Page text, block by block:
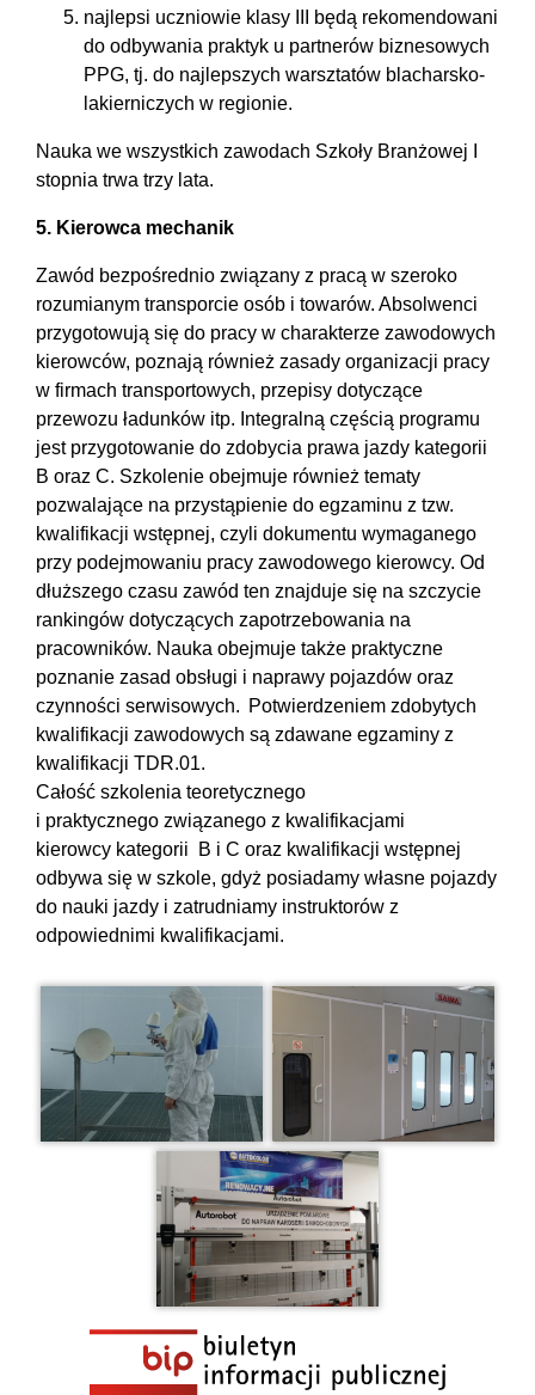
najlepsi uczniowie klasy III będą rekomendowani
do odbywania praktyk u partnerów biznesowych
PPG, tj. do najlepszych warsztatów blacharsko-
lakierniczych w regionie.
Nauka we wszystkich zawodach Szkoły Branżowej I
stopnia trwa trzy lata.
5. Kierowca mechanik
Zawód bezpośrednio związany z pracą w szeroko
rozumianym transporcie osób i towarów. Absolwenci
przygotowują się do pracy w charakterze zawodowych
kierowców, poznają również zasady organizacji pracy
w firmach transportowych, przepisy dotyczące
przewozu ładunków itp. Integralną częścią programu
jest przygotowanie do zdobycia prawa jazdy kategorii
B oraz C. Szkolenie obejmuje również tematy
pozwalające na przystąpienie do egzaminu z tzw.
kwalifikacji wstępnej, czyli dokumentu wymaganego
przy podejmowaniu pracy zawodowego kierowcy. Od
dłuższego czasu zawód ten znajduje się na szczycie
rankingów dotyczących zapotrzebowania na
pracowników. Nauka obejmuje także praktyczne
poznanie zasad obsługi i naprawy pojazdów oraz
czynności serwisowych. Potwierdzeniem zdobytych
kwalifikacji zawodowych są zdawane egzaminy z
kwalifikacji TDR.01.
Całość szkolenia teoretycznego
i praktycznego związanego z kwalifikacjami
kierowcy kategorii B i C oraz kwalifikacji wstępnej
odbywa się w szkole, gdyż posiadamy własne pojazdy
do nauki jazdy i zatrudniamy instruktorów z
odpowiednimi kwalifikacjami.